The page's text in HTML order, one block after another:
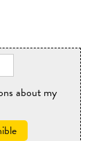
about my